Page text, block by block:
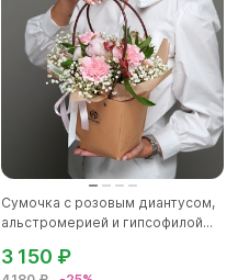
Сумочка с розовым диантусом,
альстромерией и гипсофилой...
3 150 ₽